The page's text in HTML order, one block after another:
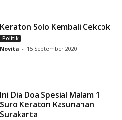
Keraton Solo Kembali Cekcok
Politik
Novita - 15 September 2020
Ini Dia Doa Spesial Malam 1
Suro Keraton Kasunanan
Surakarta